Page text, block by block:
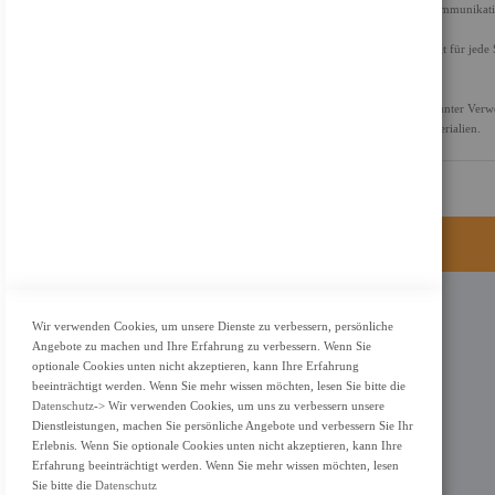
Acer Purified Voice mit AI-Rauschreduzierung kristallklare
Ob unterwegs oder am Schreibtisch– das TravelMate P6 verfügt für
Das TravelMate P6 ist EPEAT-registriert, TCO-zertifiziert und unter
umweltbewusste Verpackungen aus zu 100% recycelbaren Materialien.
KONTAKT
Adresse: Zimbelstrasse 26/13127 Berlin
Berlin, Deutschland
Email: info@f-m-shop.de
Wir verwenden Cookies, um unsere Dienste zu verbessern, persönliche
Angebote zu machen und Ihre Erfahrung zu verbessern. Wenn Sie
optionale Cookies unten nicht akzeptieren, kann Ihre Erfahrung
beeinträchtigt werden. Wenn Sie mehr wissen möchten, lesen Sie bitte die
Datenschutz-> Wir verwenden Cookies, um uns zu verbessern unsere
Dienstleistungen, machen Sie persönliche Angebote und verbessern Sie Ihr
Erlebnis. Wenn Sie optionale Cookies unten nicht akzeptieren, kann Ihre
Erfahrung beeinträchtigt werden. Wenn Sie mehr wissen möchten, lesen
Sie bitte die Datenschutz